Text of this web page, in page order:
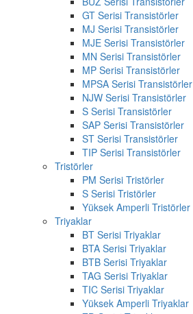
GT Serisi Transistörler
MJ Serisi Transistörler
MJE Serisi Transistörler
MN Serisi Transistörler
MP Serisi Transistörler
MPSA Serisi Transistörler
NJW Serisi Transistörler
S Serisi Transistörler
SAP Serisi Transistörler
ST Serisi Transistörler
TIP Serisi Transistörler
Tristörler
PM Serisi Tristörler
S Serisi Tristörler
Yüksek Amperli Tristörler
Triyaklar
BT Serisi Triyaklar
BTA Serisi Triyaklar
BTB Serisi Triyaklar
TAG Serisi Triyaklar
TIC Serisi Triyaklar
Yüksek Amperli Triyaklar